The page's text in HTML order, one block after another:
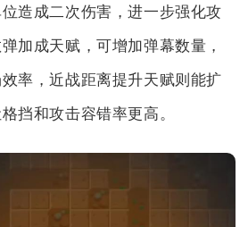
造成二次伤害，进一步强化攻
加成天赋，可增加弹幕数量，
率，近战距离提升天赋则能扩
挡和攻击容错率更高。